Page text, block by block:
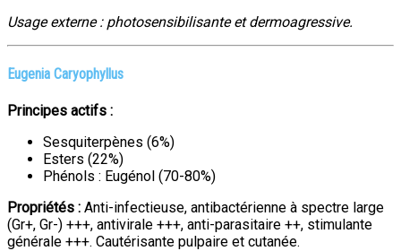
Usage externe : photosensibilisante et dermoagressive.
Eugenia Caryophyllus
Principes actifs :
Sesquiterpènes (6%)
Esters (22%)
Phénols : Eugénol (70-80%)
Propriétés : Anti-infectieuse, antibactérienne à spectre large
(Gr+, Gr-) +++, antivirale +++, anti-parasitaire ++, stimulante
générale +++. Cautérisante pulpaire et cutanée.